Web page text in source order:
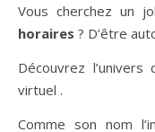
Vous cherchez un
horaires ? D’être
Découvrez
virtuel .
Comme son nom